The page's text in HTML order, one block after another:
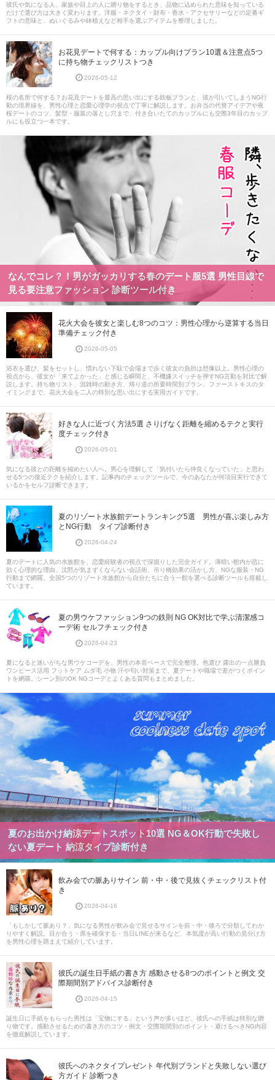
彼氏や気になる人、家族や目上の人に贈り物をするとき、品物に込められた意味を知っている
だけで選び方は大きく変わります。洋服・ネクタイ・財布・香水・アクセサリーなどの定番ギ
フトの意味と、ぬいぐるみや鉢植えなど相手を選ぶアイテムを整理しました。
お花見デートで何する：カップル向けプラン10選＆注意点5つ
に持ち物チェックリストつき
2026-05-12
桜の名所で何する？お花見デートを最高の思い出にする鉄板プランと、彼が引いてしまうNG行
動の境界線を、男性心理と恋愛心理学の視点で丁寧に解説します。お弁当の代替アイデアや夜
桜デートのコツ、髪型・服装の落とし穴まで、付き合いたてのカップルにも交際3年目のカップ
ルにも役立つ一本です。
なんでコレ？！男がガッカリする春のデート服5選 男性目線で
見る要注意ファッション 診断ツール付き
花火大会を彼女と楽しむ8つのコツ：男性心理から逆算する当日
準備チェック付き
2026-05-05
浴衣を選び、髪をセットし、慣れない下駄で会場まで歩く彼女の負担は想像以上。男性心理の
視点から、彼女が「来てよかった」と感じる瞬間と、不機嫌スイッチを押すNG言動を対比で解
説します。持ち物リスト、混雑時の動き方、帰り道の所要時間別プラン、ファーストキスのタ
イミングまで、花火大会を二人の特別な思い出にする実用ガイドです。
好きな人に近づく方法5選 さりげなく距離を縮めるテクと実行
度チェック付き
2026-05-01
気になる彼との距離を縮めたい人へ。男心を理解して「気付いたら仲良くなっていた」と思わ
せる5つの接近テクを紹介します。記事内のチェックツールで、今のあなたが何項目実行できて
いるかをセルフ診断できます。
夏のリゾート水族館デートランキング5選 男性が喜ぶ楽しみ方
とNG行動 タイプ診断付き
2026-04-24
夏のデートに人気の水族館を、恋愛経験者の視点で深掘りした完全ガイド。薄暗い館内が恋に
効く心理的な理由、沈黙が気まずくならない会話術、吊り橋効果の活かし方、NGな服装・NG
行動まで網羅。全国5つのリゾート水族館から自分たちに合う一館を選べる診断ツールも搭載し
ています。
夏の男ウケファッション9つの鉄則 NG OK対比で学ぶ清潔感コ
ーデ術 セルフチェック付き
2026-04-23
夏になると迷いがちな男ウケコーデを、男性の本音ベースで完全整理。色選び 露出の一点勝負
ワンピース活用 フットケア ムダ毛 小物 汗や匂い対策まで、夏デートや職場で差がつくポイン
トを網羅。シーン別のOK NGコーデとよくある質問もまとめました。
夏のお出かけ納涼デートスポット10選 NG＆OK行動で失敗し
ない夏デート 納涼タイプ診断付き
飲み会での脈ありサイン 前・中・後で見抜くチェックリスト付
き
2026-04-16
「もしかして脈あり？」気になる男性が飲み会で見せるサインを前・中・後ろで分類してわか
りやすく解説。目が合う・席を確保する・当日LINEが来るなど、本気度が高い行動の見分け方
を男性心理を踏まえて紹介しています。
彼氏の誕生日手紙の書き方 感動させる8つのポイントと例文 交
際期間別アドバイス診断付き
2026-04-15
誕生日に手紙をもらった男性は「宝物にする」という声が多いほど、彼氏への手紙は特別な贈
り物です。感動させるための書き方のコツ・例文・交際期間別のポイント・避けるべきNG内容
を徹底解説しています。
彼氏へのネクタイプレゼント 年代別ブランドと失敗しない選び
方ガイド 診断つき